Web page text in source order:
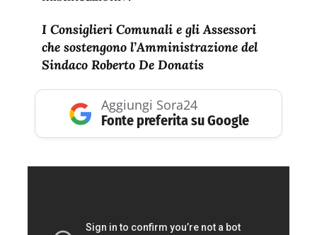
I Consiglieri Comunali e gli Assessori
che sostengono l’Amministrazione del
Sindaco Roberto De Donatis
Aggiungi Sora24
Fonte preferita su Google